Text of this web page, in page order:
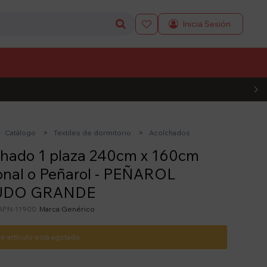

Catálogo Textiles de dormitorio Acolchados
1 plaza 240cm x 160cm
o Peñarol - PEÑAROL
GRANDE
11900 Genérico
artículo está agotado.